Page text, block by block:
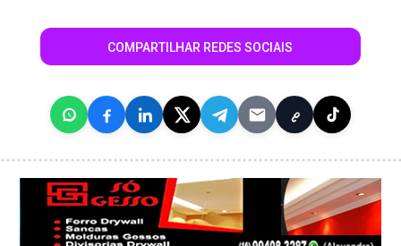
COMPARTILHAR REDES SOCIAIS